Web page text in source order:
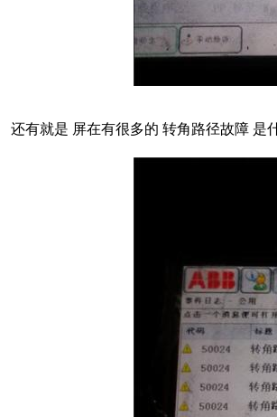
还有就是 屏在有很多的 转角路径故障 是